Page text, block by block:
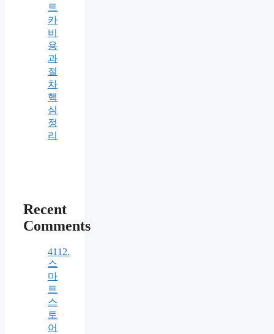
트
카
비
용
과
절
차
핵
심
정
리
Recent
Comments
4112.
스
마
트
스
토
어